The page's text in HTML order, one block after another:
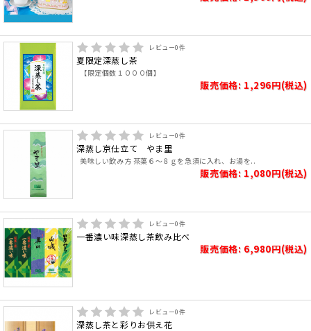
レビュー0件
夏限定深蒸し茶
【限定個数１０００個】
販売価格: 1,296円(税込)
レビュー0件
深蒸し京仕立て やま里
美味しい飲み方 茶葉６～８ｇを急須に入れ、お湯を..
販売価格: 1,080円(税込)
レビュー0件
一番濃い味深蒸し茶飲み比べ
販売価格: 6,980円(税込)
レビュー0件
深蒸し茶と彩りお供え花